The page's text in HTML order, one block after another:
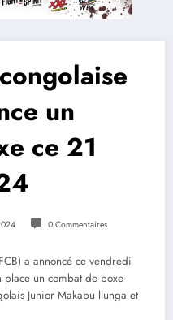
un
ce 21
0 Commentaires
a annoncé ce vendredi
place un combat de boxe
Junior Makabu llunga et